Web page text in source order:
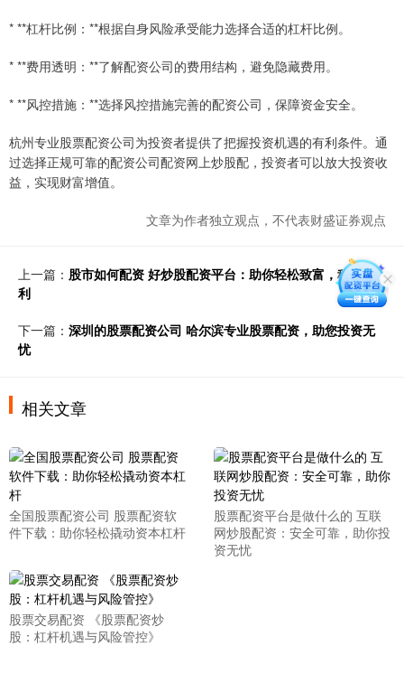
* **杠杆比例：**根据自身风险承受能力选择合适的杠杆比例。
* **费用透明：**了解配资公司的费用结构，避免隐藏费用。
* **风控措施：**选择风控措施完善的配资公司，保障资金安全。
杭州专业股票配资公司为投资者提供了把握投资机遇的有利条件。通
过选择正规可靠的配资公司配资网上炒股配，投资者可以放大投资收
益，实现财富增值。
文章为作者独立观点，不代表财盛证券观点
上一篇： 股市如何配资 好炒股配资平台：助你轻松致富，稳健盈
利
下一篇： 深圳的股票配资公司 哈尔滨专业股票配资，助您投资无
忧
相关文章
全国股票配资公司 股票配资软
件下载：助你轻松撬动资本杠杆
股票配资平台是做什么的 互联
网炒股配资：安全可靠，助你投
资无忧
股票交易配资 《股票配资炒
股：杠杆机遇与风险管控》